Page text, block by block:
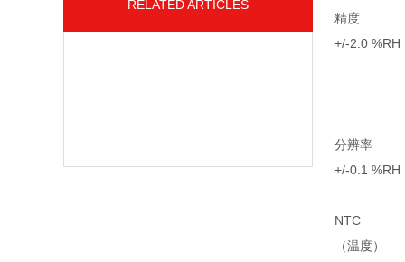
RELATED ARTICLES
精度
+/-2.0 %RH
分辨率
+/-0.1 %RH
NTC
（温度）